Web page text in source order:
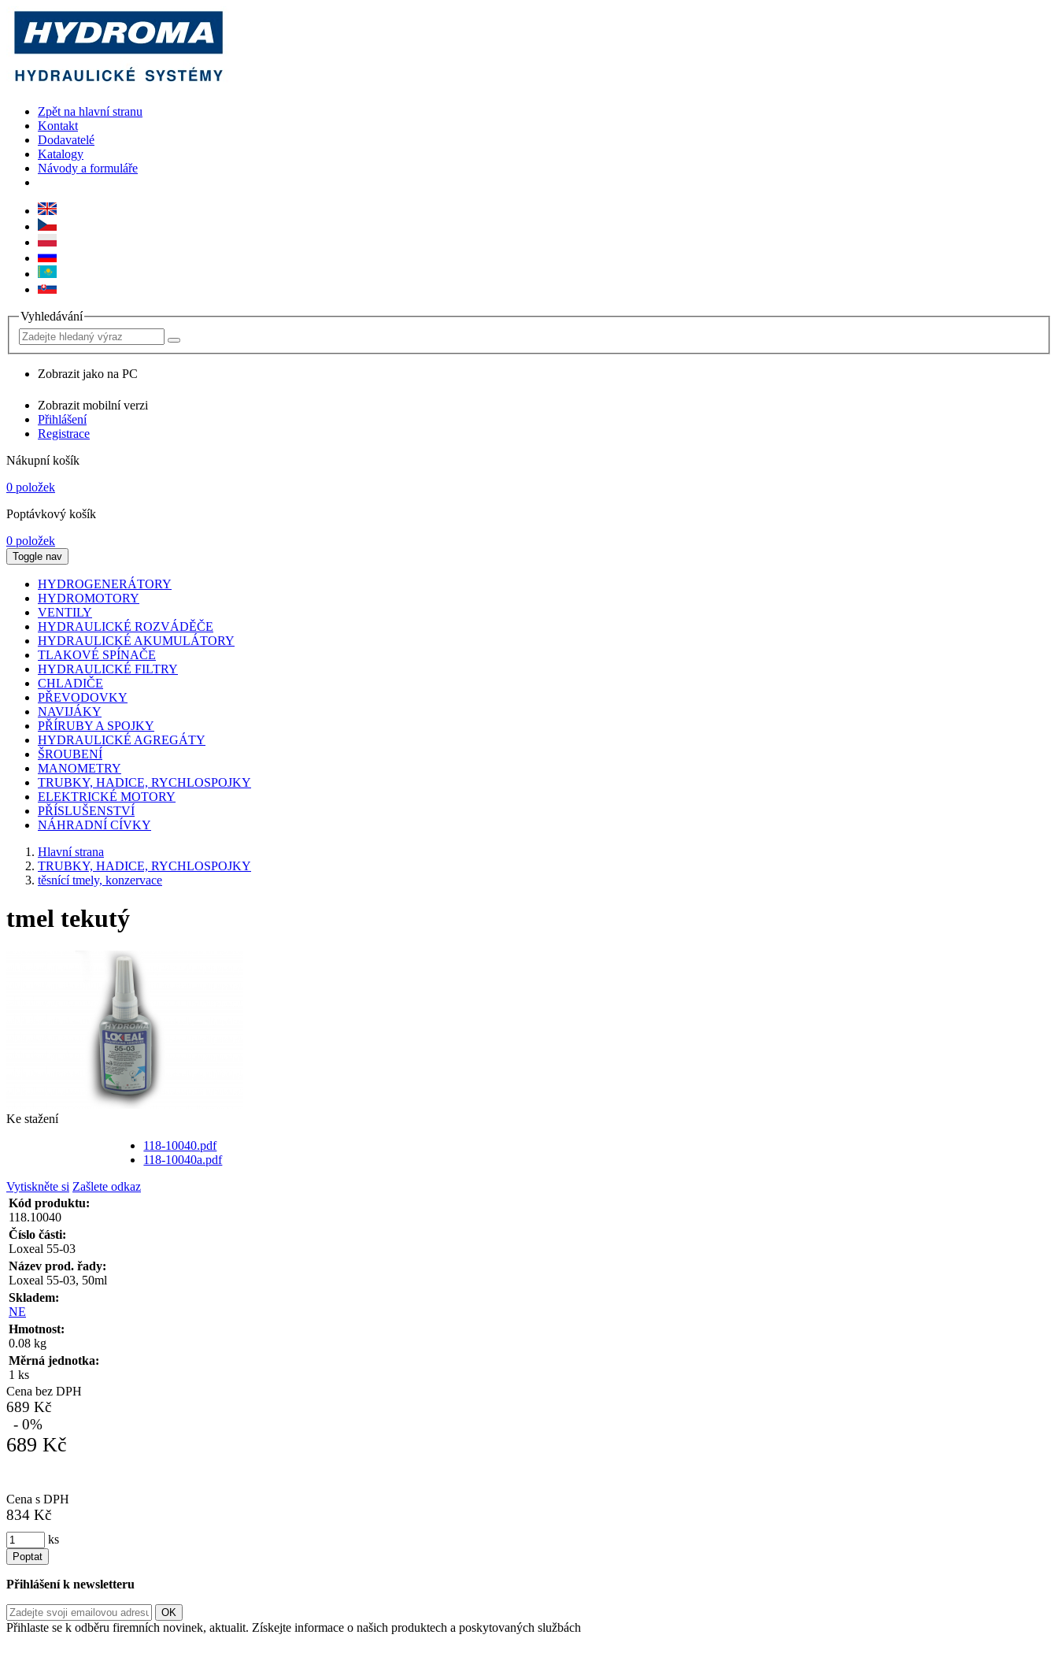
Zpět na hlavní stranu
Kontakt
Dodavatelé
Katalogy
Návody a formuláře
Vyhledávání
Zobrazit jako na PC
Zobrazit mobilní verzi
Přihlášení
Registrace
Nákupní košík
0 položek
Poptávkový košík
0 položek
Toggle nav
HYDROGENERÁTORY
HYDROMOTORY
VENTILY
HYDRAULICKÉ ROZVÁDĚČE
HYDRAULICKÉ AKUMULÁTORY
TLAKOVÉ SPÍNAČE
HYDRAULICKÉ FILTRY
CHLADIČE
PŘEVODOVKY
NAVIJÁKY
PŘÍRUBY A SPOJKY
HYDRAULICKÉ AGREGÁTY
ŠROUBENÍ
MANOMETRY
TRUBKY, HADICE, RYCHLOSPOJKY
ELEKTRICKÉ MOTORY
PŘÍSLUŠENSTVÍ
NÁHRADNÍ CÍVKY
Hlavní strana
TRUBKY, HADICE, RYCHLOSPOJKY
těsnící tmely, konzervace
tmel tekutý
Ke stažení
118-10040.pdf
118-10040a.pdf
Vytiskněte si Zašlete odkaz
Kód produktu:
118.10040
Číslo části:
Loxeal 55-03
Název prod. řady:
Loxeal 55-03, 50ml
Skladem:
NE
Hmotnost:
0.08 kg
Měrná jednotka:
1 ks
Cena bez DPH
689 Kč
- 0%
689 Kč
Cena s DPH
834 Kč
ks
Poptat
Přihlášení k newsletteru
Přihlaste se k odběru firemních novinek, aktualit. Získejte informace o našich produktech a poskytovaných službách